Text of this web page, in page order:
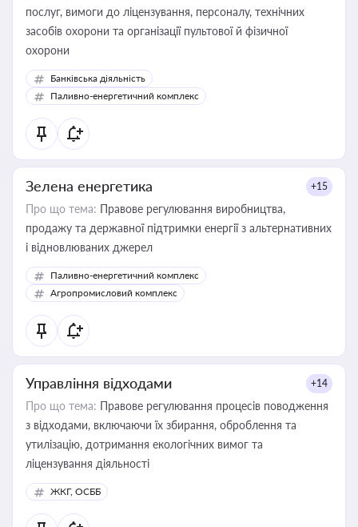
послуг, вимоги до ліцензування, персоналу, технічних
засобів охорони та організації пультової й фізичної
охорони
Банківська діяльність
Паливно-енергетичний комплекс
Зелена енергетика +15
Про що тема: Правове регулювання виробництва,
продажу та державної підтримки енергії з альтернативних
і відновлюваних джерел
Паливно-енергетичний комплекс
Агропромисловий комплекс
Управління відходами +14
Про що тема: Правове регулювання процесів поводження
з відходами, включаючи їх збирання, оброблення та
утилізацію, дотримання екологічних вимог та
ліцензування діяльності
ЖКГ, ОСББ